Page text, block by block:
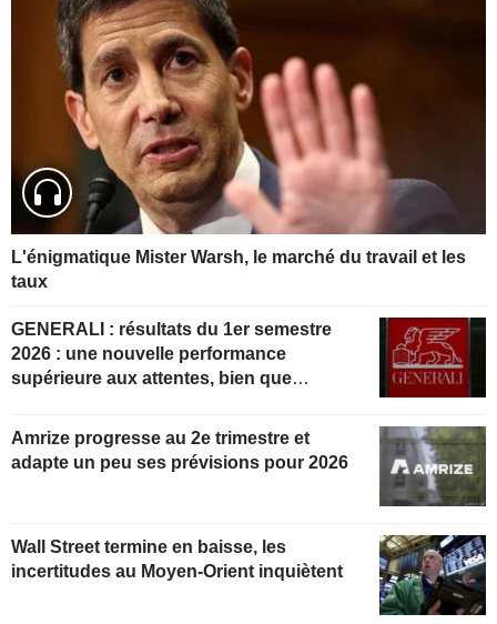
L'énigmatique Mister Warsh, le marché du travail et les
taux
GENERALI : résultats du 1er semestre
2026 : une nouvelle performance
supérieure aux attentes, bien que
Amrize progresse au 2e trimestre et
adapte un peu ses prévisions pour 2026
Wall Street termine en baisse, les
incertitudes au Moyen-Orient inquiètent